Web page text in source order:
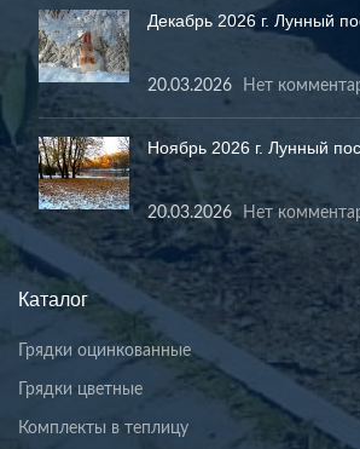
Декабрь 2026 г. Лунный
20.03.2026 Нет
Ноябрь 2026 г. Лунный
20.03.2026 Нет
Каталог
Грядки оцинкованные
Грядки цветные
Комплекты в теплицу